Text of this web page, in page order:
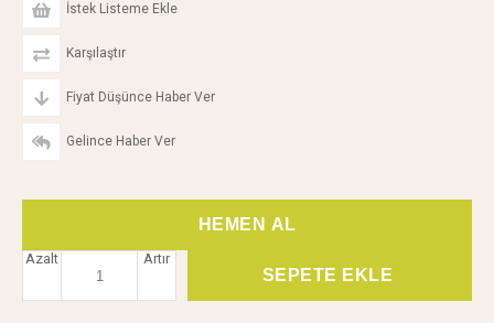
İstek Listeme Ekle
Karşılaştır
Fiyat Düşünce Haber Ver
Gelince Haber Ver
Artır
Azalt